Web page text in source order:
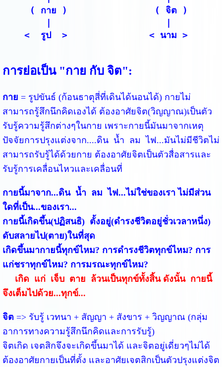
    <  รูป  >               < นาม >
การย่อเป็น "กาย กับ จิต":
กาย = รูปขันธ์ (ก้อนธาตุสี่ที่เดินได้นอนได้) กายไม่
สามารถรู้สึกนึกคิดเองได้ ต้องอาศัยจิต(วิญญาณ)เป็นตัว
รับรู้ความรู้สึกต่างๆในกาย เพราะกายนี้มันมาจากเหตุ
ปัจจัยการปรุงแต่งจาก....ดิน  น้ำ  ลม  ไฟ...มันไม่มีชีวิตไม่
สามารถรับรู้ได้ด้วยกาย ต้องอาศัยจิตเป็นตัวสื่อสารและ
รับรู้การเคลื่อนไหวและเคลื่อนที่
กายนี้มาจาก...ดิน  น้ำ  ลม  ไฟ...ไม่ใช่ของเรา ไม่มีส่วน
ใดที่เป็น...ของเรา...
กายนี้เกิดขึ้น(ปฏิสนธิ)  ตั้งอยู่(ดำรงชีวิตอยู่ชั่วเวลาหนึ่ง)
ดับสลายไป(ตาย)ในที่สุด
เกิดขึ้นมากายนี้ทุกข์ไหม? การดำรงชีวิตทุกข์ไหม? การ
แก่ชราทุกข์ไหม? การมรณะทุกข์ไหม?
เกิด  แก่  เจ็บ  ตาย  ล้วนเป็นทุกข์ทั้งสิ้น ดังนั้น  กายนี้
จึงเต็มไปด้วย...ทุกข์...
จิต => รับรู้ เวทนา + สัญญา + สังขาร + วิญญาณ (กลุ่ม
อาการทางความรู้สึกนึกคิดและการรับรู้)
จิตเกิด เจตสิกจึงจะเกิดขึ้นมาได้ และจิตอยู่เดี่ยวๆไม่ได้
ต้องอาศัยกายเป็นที่ตั้ง และอาศัยเจตสิกเป็นตัวปรุงแต่งจิต